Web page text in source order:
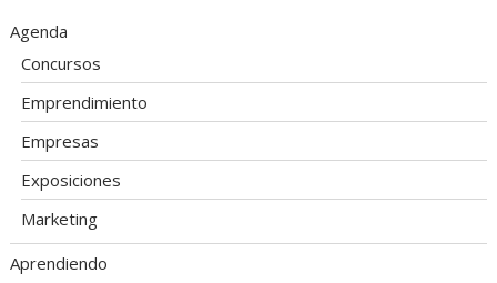
Agenda
Concursos
Emprendimiento
Empresas
Exposiciones
Marketing
Aprendiendo